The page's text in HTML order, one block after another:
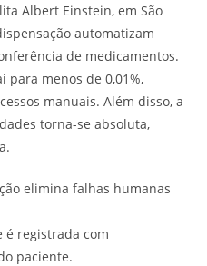
Albert Einstein, em São
automatizam
de medicamentos.
para menos de 0,01%,
manuais. Além disso, a
torna-se absoluta,
elimina falhas humanas
é registrada com
paciente.